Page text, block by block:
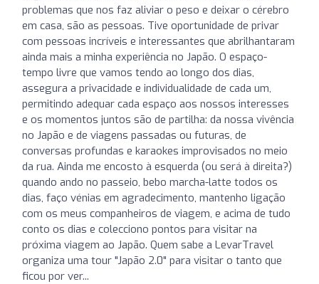
problemas que nos faz aliviar o peso e deixar o cérebro
em casa, são as pessoas. Tive oportunidade de privar
com pessoas incríveis e interessantes que abrilhantaram
ainda mais a minha experiência no Japão. O espaço-
tempo livre que vamos tendo ao longo dos dias,
assegura a privacidade e individualidade de cada um,
permitindo adequar cada espaço aos nossos interesses
e os momentos juntos são de partilha: da nossa vivência
no Japão e de viagens passadas ou futuras, de
conversas profundas e karaokes improvisados no meio
da rua. Ainda me encosto à esquerda (ou será à direita?)
quando ando no passeio, bebo marcha-latte todos os
dias, faço vénias em agradecimento, mantenho ligação
com os meus companheiros de viagem, e acima de tudo
conto os dias e colecciono pontos para visitar na
próxima viagem ao Japão. Quem sabe a LevarTravel
organiza uma tour "Japão 2.0" para visitar o tanto que
ficou por ver...